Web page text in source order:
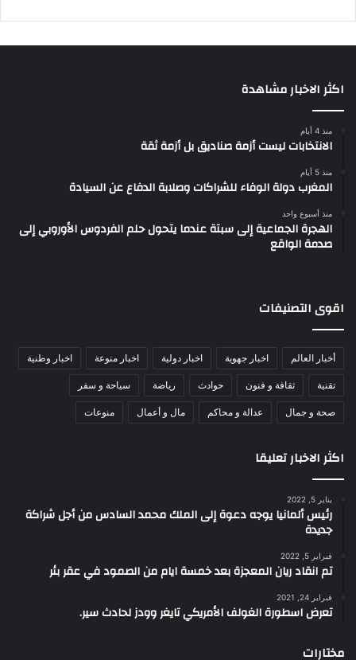
اكثر الاخبار مشاهدة
منذ 4 أيام
الانتخابات ليست أزمة صناديق بل أزمة ثقة
منذ 5 أيام
المغرب دولة الوفاء للشراكات وصلابة الدفاع عن السيادة
منذ أسبوع واحد
الهجرة الجماعية إلى سبتة عندما يتحول حلم الفردوس الأوروبي إلى
صدمة الواقع
اقوى التصنيفات
أخبار العالم اخبار جهوية اخبار دولية اخبار منوعة اخبار وطنية
تقنية ثقافة و فنون حوادث رياضة سياحة و سفر
صحة و جمال عدالة و محاكم مال و أعمال منوعات
اكثر الاخبار تعليقا
يناير 5, 2022
رئيس ألمانيا يوجه دعوة إلى الملك محمد السادس من أجل شراكة
جديدة
فبراير 5, 2022
تم انقاد ريان المعجزة بعد خمسة ايام من الصمود في عقر بئر
فبراير 24, 2021
تعرض اسطورة الغولف الأمريكي تايغر وودز لحادث سير.
مختارات